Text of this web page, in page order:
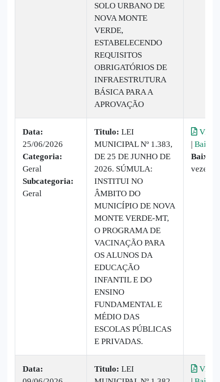
SOLO URBANO DE
NOVA MONTE
VERDE,
ESTABELECENDO
REQUISITOS
OBRIGATÓRIOS DE
INFRAESTRUTURA
BÁSICA PARA A
APROVAÇÃO
Data:
25/06/2026
Categoria:
Geral
Subcategoria:
Geral
Titulo: LEI
MUNICIPAL Nº 1.383,
DE 25 DE JUNHO DE
2026. SÚMULA:
INSTITUI NO
ÂMBITO DO
MUNICÍPIO DE NOVA
MONTE VERDE-MT,
O PROGRAMA DE
VACINAÇÃO PARA
OS ALUNOS DA
EDUCAÇÃO
INFANTIL E DO
ENSINO
FUNDAMENTAL E
MÉDIO DAS
ESCOLAS PÚBLICAS
E PRIVADAS.
| Baixar
vezes
Data:
Titulo: LEI